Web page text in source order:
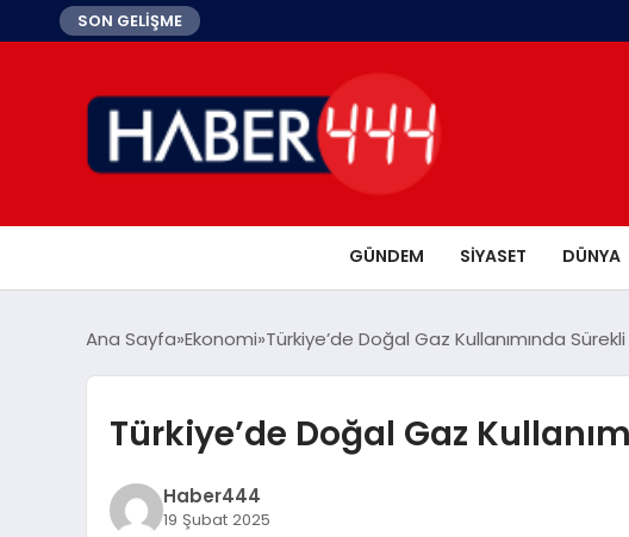
SON GELİŞME
GÜNDEM SIYASET DÜNYA
Ana Sayfa Ekonomi Türkiye’de Doğal Gaz Kullanımında Sürekli
Türkiye’de Doğal Gaz
Haber444
19 Şubat 2025